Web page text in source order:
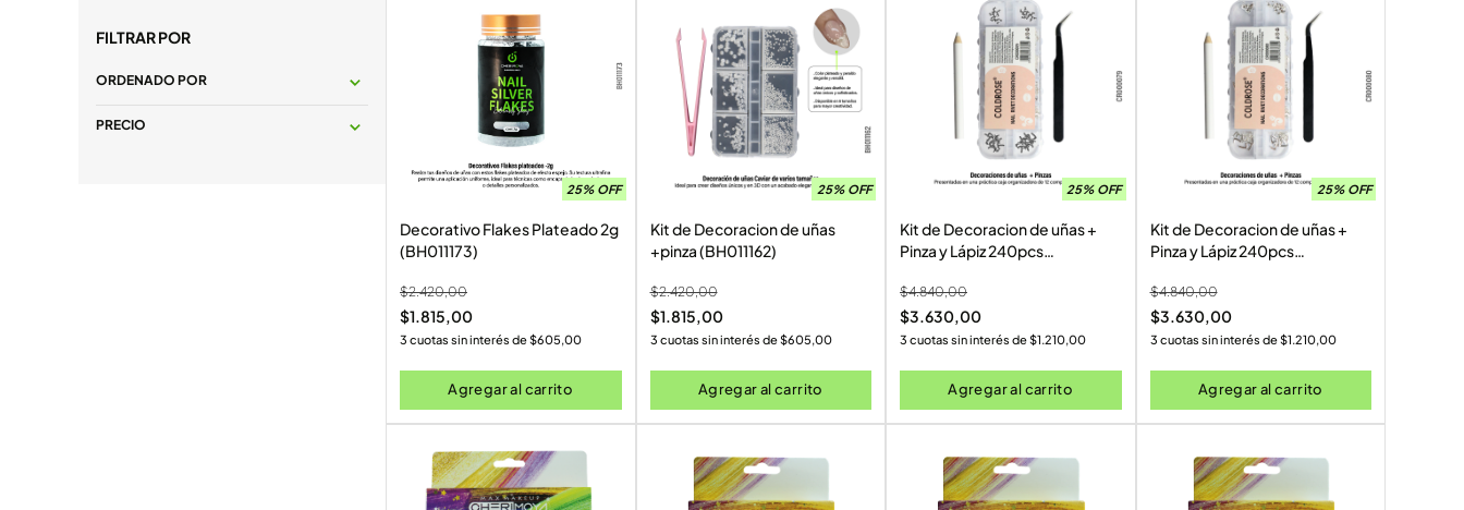
FILTRAR POR
ORDENADO POR
PRECIO
25% OFF
Decorativo Flakes Plateado 2g
(BH011173)
$2.420,00
$1.815,00
3 cuotas sin interés de$605,00
Agregar al carrito
25% OFF
Kit de Decoracion de uñas
+pinza (BH011162)
$2.420,00
$1.815,00
3 cuotas sin interés de$605,00
Agregar al carrito
25% OFF
Kit de Decoracion de uñas +
Pinza y Lápiz 240pcs
$4.840,00
$3.630,00
3 cuotas sin interés de$1.210,00
Agregar al carrito
25% OFF
Kit de Decoracion de uñas +
Pinza y Lápiz 240pcs
$4.840,00
$3.630,00
3 cuotas sin interés de$1.210,00
Agregar al carrito